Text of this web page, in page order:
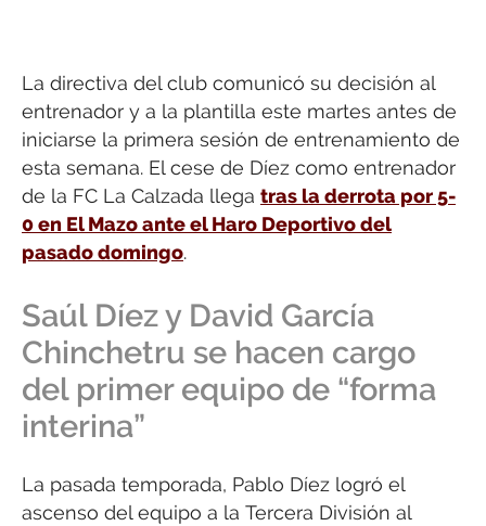
La directiva del club comunicó su decisión al
entrenador y a la plantilla este martes antes de
iniciarse la primera sesión de entrenamiento de
esta semana. El cese de Díez como entrenador
de la FC La Calzada llega tras la derrota por 5-
0 en El Mazo ante el Haro Deportivo del
pasado domingo.
Saúl Díez y David García
Chinchetru se hacen cargo
del primer equipo de “forma
interina”
La pasada temporada, Pablo Díez logró el
ascenso del equipo a la Tercera División al